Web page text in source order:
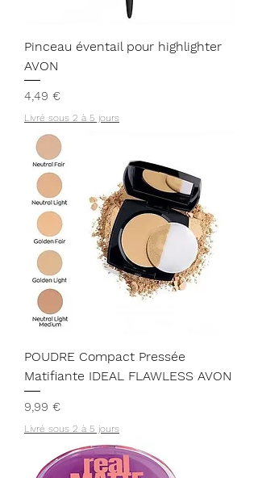
Pinceau éventail pour highlighter
AVON
Prix
4,49 €
Livré sous 2 à 5 jours
POUDRE Compact Pressée
Matifiante ‎IDEAL FLAWLESS AVON
Prix
9,99 €
Livré sous 2 à 5 jours